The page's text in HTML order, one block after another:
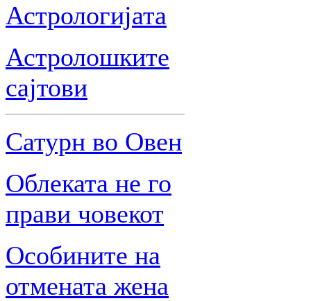
Астрологијата
Астролошките
сајтови
Сатурн во Овен
Облеката не го
прави човекот
Особините на
отмената жена